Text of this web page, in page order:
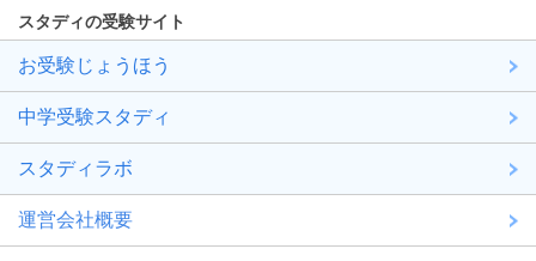
スタディの受験サイト
お受験じょうほう
中学受験スタディ
スタディラボ
運営会社概要